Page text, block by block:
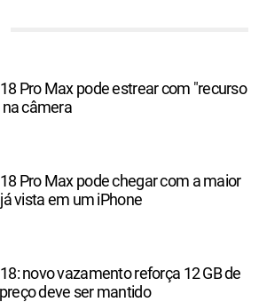
Pro Max pode estrear com "recurso
na câmera
Pro Max pode chegar com a maior
vista em um iPhone
novo vazamento reforça 12 GB de
deve ser mantido